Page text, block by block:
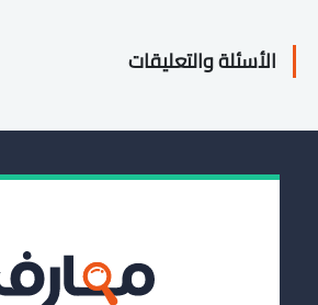
الأسئلة والتعليقات